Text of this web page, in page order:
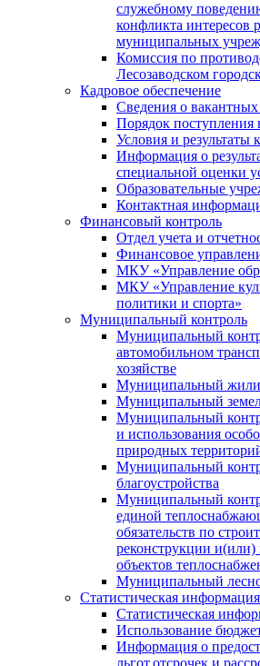
служебному
конфликта интересов
муниципальных
Комиссия по
Лесозаводском
Кадровое обеспечение
Сведения о
Порядок поступления
Условия и результаты
Информация о
специальной оценки
Образовательные
Контактная
Финансовый контроль
Отдел учета и
Финансовое
МКУ «Управление
МКУ «Управление
политики и спорта»
Муниципальный контроль
Муниципальный
автомобильном
хозяйстве
Муниципальный
Муниципальный
Муниципальный
и использования
природных
Муниципальный
благоустройства
Муниципальный
единой
обязательств по
реконструкции и(или)
объектов
Муниципальный
Статистическая информация
Статистическая
Использование
Информация о